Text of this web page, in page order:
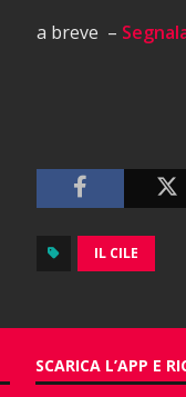
a breve –
IL CILE
SCARICA L’APP E